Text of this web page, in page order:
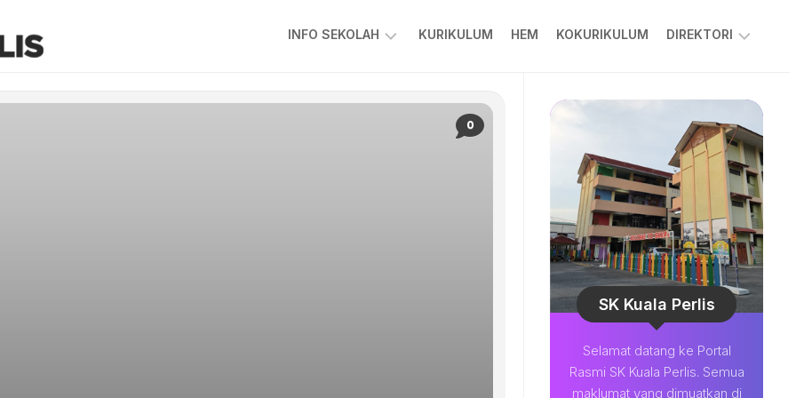
INFO SEKOLAH
&
KURIKULUM HEM KOKURIKULUM DIREKTORI
PIBG
COLARIAN
CHANNEL
MUAT
TURUN
BESTARI
SOALAN
LAZIM
0
SK Kuala Perlis
Selamat datang ke Portal
Rasmi SK Kuala Perlis. Semua
maklumat yang dimuatkan di